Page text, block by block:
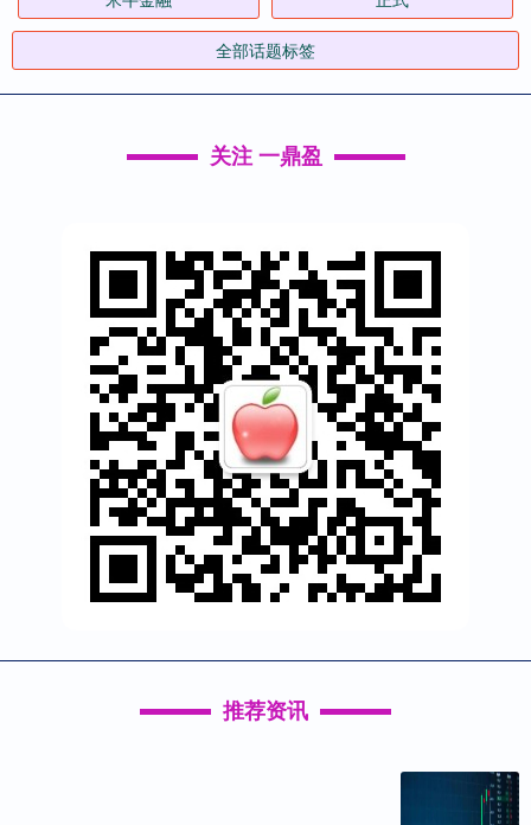
全部话题标签
关注 一鼎盈
推荐资讯